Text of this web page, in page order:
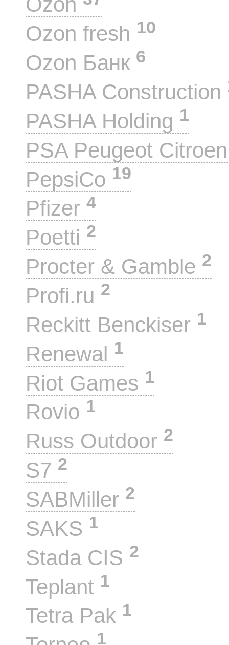
Ozon fresh 10
Ozon Банк 6
PASHA Construction
PASHA Holding 1
PSA Peugeot
PepsiCo 19
Pfizer 4
Poetti 2
Procter & Gamble 2
Profi.ru 2
Reckitt Benckiser 1
Renewal 1
Riot Games 1
Rovio 1
Russ Outdoor 2
S7 2
SABMiller 2
SAKS 1
Stada CIS 2
Teplant 1
Tetra Pak 1
1